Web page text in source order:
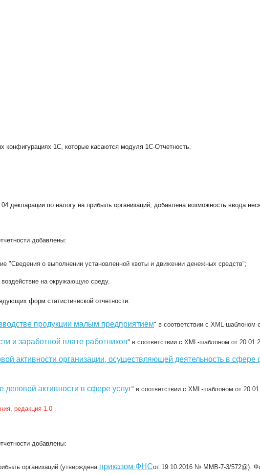
конфигурациях 1C, которые касаются модуля 1С-Отчетность.
04 декларации по налогу на прибыль организаций, добавлена возможность ввода
добавлены:
"Сведения о выполнении установленной квоты и движении денежных средств";
воздействие на окружающую среду.
форм статистической отчетности:
продукции малым предприятием" в соответствии с XML-шаблоном
и заработной плате работников" в соответствии с XML-шаблоном от
активности организации, осуществляющей деятельность в сфере
деловой активности в сфере услуг" в соответствии с XML-шаблоном от
редакция 1.0
добавлены:
организаций (утверждена приказом ФНСот 19.10.2016 № ММВ-7-3/572@).